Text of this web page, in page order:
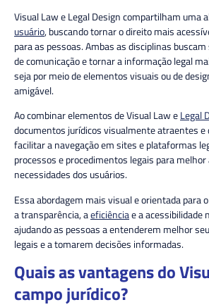
Visual Law e Legal Design compartilham uma
usuário, buscando tornar o direito mais
para as pessoas. Ambas as disciplinas
de comunicação e tornar a informação legal
seja por meio de elementos visuais ou de
amigável.
Ao combinar elementos de Visual Law eLegal
documentos jurídicos visualmente atraentes e
facilitar a navegação em sites e plataformas
processos e procedimentos legais para
necessidades dos usuários.
Essa abordagem mais visual e orientada para
a transparência, aeficiênciae a acessibilidade
ajudando as pessoas a entenderem melhor
legais e a tomarem decisões informadas.
Quais as vantagens do
campo jurídico?